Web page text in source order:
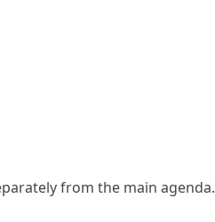
from the main agenda.